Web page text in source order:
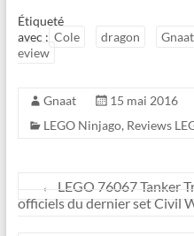
Étiqueté
avec : Cole dragon Gnaat
eview
Gnaat
15 mai 2016
LEGO Ninjago, Reviews
←
LEGO 76067 Tanker
officiels du dernier set Civil